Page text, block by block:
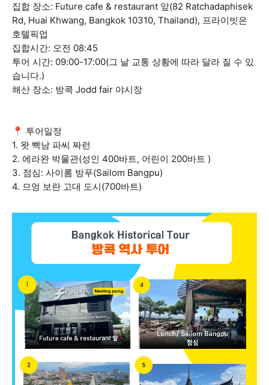
집합 장소: Future cafe & restaurant 앞(82 Ratchadaphisek
Rd, Huai Khwang, Bangkok 10310, Thailand), 프라이빗은
호텔픽업
집합시간: 오전 08:45
투어 시간: 09:00-17:00(그 날 교통 상황에 따라 달라 질 수 있
습니다.)
해산 장소: 방콕 Jodd fair 야시장
📍 투어일정
1. 왓 빡남 파씨 짜런
2. 에라완 박물관(성인 400바트, 어린이 200바트 )
3. 점심: 사이롬 방푸(Sailom Bangpu)
4. 므엉 보란 고대 도시(700바트)